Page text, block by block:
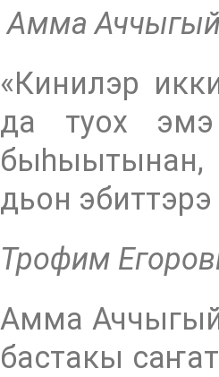
Амма
«Кинилэр
да туох эмэ
быһыытынан,
дьон
Трофим
Амма
бастакы